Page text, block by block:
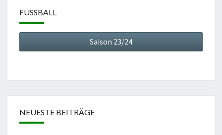
FUSSBALL
Saison 23/24
NEUESTE BEITRÄGE